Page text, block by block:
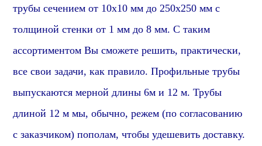
трубы сечением от 10х10 мм до 250х250 мм с
толщиной стенки от 1 мм до 8 мм. С таким
ассортиментом Вы сможете решить, практически,
все свои задачи,как правило. Профильные трубы
выпускаются мерной длины 6м и 12 м. Трубы
длиной 12 м мы, обычно, режем (по согласованию
с заказчиком) пополам, чтобы удешевить доставку.